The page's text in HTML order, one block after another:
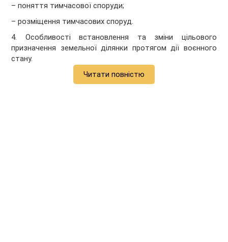
– поняття тимчасової споруди;
– розміщення тимчасових споруд.
4. Особливості встановлення та зміни цільового
призначення земельної ділянки протягом дії воєнного
стану.
Читати повністю